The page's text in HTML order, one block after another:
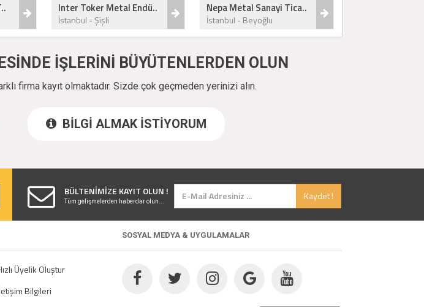
Inter Toker Metal Endü..
İstanbul - Şişli
Nepa Metal Sanayi Tica..
İstanbul - Beyoğlu
İŞLERİNİ BÜYÜTENLERDEN OLUN
firma kayıt olmaktadır. Sizde çok geçmeden yerinizi alın.
BİLGİ ALMAK İSTİYORUM
BÜLTENİMİZE KAYIT OLUN ! Kaydet !
Tüm gelişmelerden haberdar olun...
SOSYAL MEDYA & UYGULAMALAR
Üyelik Oluştur
Bilgileri